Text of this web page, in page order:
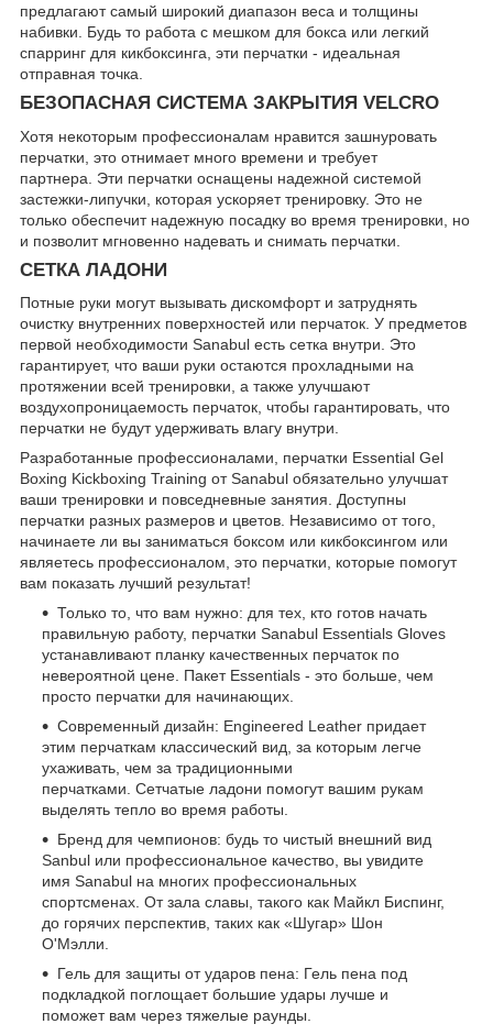
предлагают самый широкий диапазон веса и толщины
набивки. Будь то работа с мешком для бокса или легкий
спарринг для кикбоксинга, эти перчатки - идеальная
отправная точка.
БЕЗОПАСНАЯ СИСТЕМА ЗАКРЫТИЯ VELCRO
Хотя некоторым профессионалам нравится зашнуровать
перчатки, это отнимает много времени и требует
партнера. Эти перчатки оснащены надежной системой
застежки-липучки, которая ускоряет тренировку. Это не
только обеспечит надежную посадку во время тренировки, но
и позволит мгновенно надевать и снимать перчатки.
СЕТКА ЛАДОНИ
Потные руки могут вызывать дискомфорт и затруднять
очистку внутренних поверхностей или перчаток. У предметов
первой необходимости Sanabul есть сетка внутри. Это
гарантирует, что ваши руки остаются прохладными на
протяжении всей тренировки, а также улучшают
воздухопроницаемость перчаток, чтобы гарантировать, что
перчатки не будут удерживать влагу внутри.
Разработанные профессионалами, перчатки Essential Gel
Boxing Kickboxing Training от Sanabul обязательно улучшат
ваши тренировки и повседневные занятия. Доступны
перчатки разных размеров и цветов. Независимо от того,
начинаете ли вы заниматься боксом или кикбоксингом или
являетесь профессионалом, это перчатки, которые помогут
вам показать лучший результат!
Только то, что вам нужно: для тех, кто готов начать
правильную работу, перчатки Sanabul Essentials Gloves
устанавливают планку качественных перчаток по
невероятной цене. Пакет Essentials - это больше, чем
просто перчатки для начинающих.
Современный дизайн: Engineered Leather придает
этим перчаткам классический вид, за которым легче
ухаживать, чем за традиционными
перчатками. Сетчатые ладони помогут вашим рукам
выделять тепло во время работы.
Бренд для чемпионов: будь то чистый внешний вид
Sanbul или профессиональное качество, вы увидите
имя Sanabul на многих профессиональных
спортсменах. От зала славы, такого как Майкл Биспинг,
до горячих перспектив, таких как «Шугар» Шон
О'Мэлли.
Гель для защиты от ударов пена: Гель пена под
подкладкой поглощает большие удары лучше и
поможет вам через тяжелые раунды.